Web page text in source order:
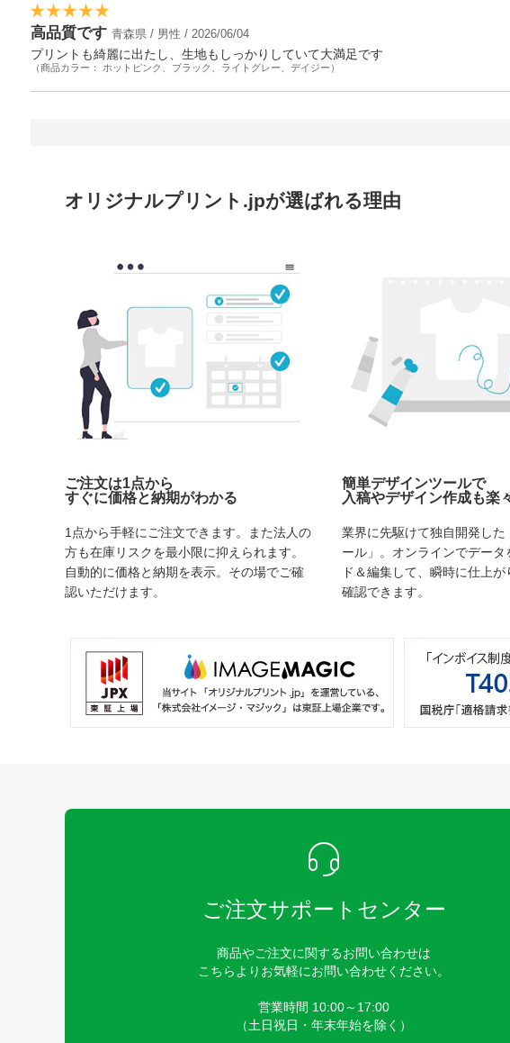
高品質です 青森県 / 男性 / 2026/06/04
プリントも綺麗に出たし、生地もしっかりしていて大満足です
（商品カラー： ホットピンク、ブラック、ライトグレー、デイジー）
オリジナルプリント.jpが選ばれる理由
ご注文は1点から
すぐに価格と納期がわかる
1点から手軽にご注文できます。また法人の
方も在庫リスクを最小限に抑えられます。
自動的に価格と納期を表示。その場でご確
認いただけます。
簡単デザインツールで
入稿やデザイン作成も楽
業界に先駆けて独自開発した
ール」。オンラインでデータ
ド＆編集して、瞬時に仕上
確認できます。
ご注文サポートセンター
商品やご注文に関するお問い合わせは
こちらよりお気軽にお問い合わせください。
営業時間 10:00～17:00
（土日祝日・年末年始を除く）